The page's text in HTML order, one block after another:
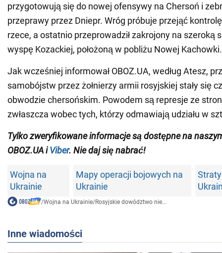
przygotowują się do nowej ofensywy na Chersoń i
przeprawy przez Dniepr. Wróg próbuje przejąć
rzece, a ostatnio przeprowadził zakrojony na szeroką
wyspę Kozackiej, położoną w pobliżu Nowej Kachowki.
Jak wcześniej informował OBOZ.UA, według Atesz,
samobójstw przez żołnierzy armii rosyjskiej stały się
obwodzie chersońskim. Powodem są represje ze
zwłaszcza wobec tych, którzy odmawiają udziału w
Tylko zweryfikowane informacje są dostępne na
OBOZ.UA iViber. Nie daj się nabrać!
Wojna na
Ukrainie
Mapy operacji bojowych na
Ukrainie
/Wojna na Ukrainie/Rosyjskie dowództwo nie...
Inne wiadomości